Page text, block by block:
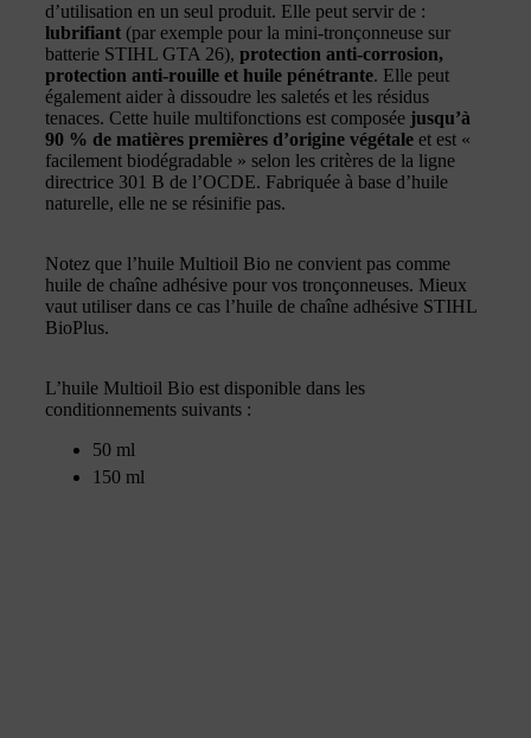
d’utilisation en un seul produit. Elle peut servir de :
lubrifiant (par exemple pour la mini-tronçonneuse sur
batterie STIHL GTA 26), protection anti-corrosion,
protection anti-rouille et huile pénétrante. Elle peut
également aider à dissoudre les saletés et les résidus
tenaces. Cette huile multifonctions est composée jusqu’à
90 % de matières premières d’origine végétale et est «
facilement biodégradable » selon les critères de la ligne
directrice 301 B de l’OCDE. Fabriquée à base d’huile
naturelle, elle ne se résinifie pas.
Notez que l’huile Multioil Bio ne convient pas comme
huile de chaîne adhésive pour vos tronçonneuses. Mieux
vaut utiliser dans ce cas l’huile de chaîne adhésive STIHL
BioPlus.
L’huile Multioil Bio est disponible dans les
conditionnements suivants :
50 ml
150 ml